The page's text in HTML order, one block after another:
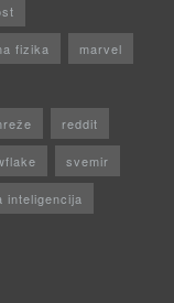
fizika marvel
reddit
svemir
inteligencija